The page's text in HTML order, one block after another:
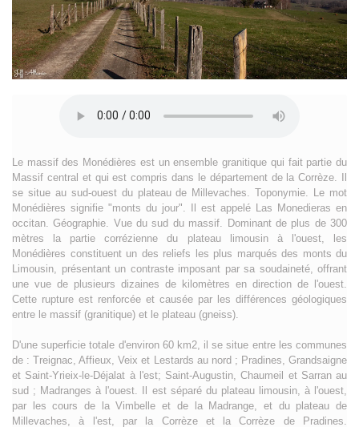
Le massif des Monédières est un ensemble granitique qui fait partie du
Massif central et qui est compris dans le département de la Corrèze. Il
se situe au sud-ouest du plateau de Millevaches. Toponymie. Le mot
Monédières signifie "monts du jour". Il est appelé Las Monedieras en
occitan. Géographie. Vue du sud du massif. Dominant de plus de 300
mètres la partie corrézienne du plateau limousin à l'ouest, les
Monédières constituent un des reliefs les plus marqués des monts du
Limousin, présentant un contraste imposant par sa soudaineté, offrant
une vue de plusieurs dizaines de kilomètres en direction de l'ouest.
Cette rupture est renforcée et causée par les différences géologiques
entre le massif (granitique) et le plateau (gneiss).
D'une superficie totale d'environ 60 km2, il se situe entre les communes
de : Treignac, Affieux, Veix et Lestards au nord ; Pradines, Grandsaigne
et Saint-Yrieix-le-Déjalat à l'est; Saint-Augustin, Chaumeil et Sarran au
sud ; Madranges à l'ouest. Il est séparé du plateau limousin, à l'ouest,
par les cours de la Vimbelle et de la Madrange, et du plateau de
Millevaches, à l'est, par la Corrèze et la Corrèze de Pradines.